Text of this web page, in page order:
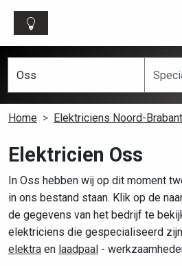
Home Elektriciens Noord-Brabant
Elektricien Oss
In Oss hebben wij op dit moment
in ons bestand staan. Klik op de
de gegevens van het bedrijf te
elektriciens die gespecialiseerd
elektra en laadpaal -